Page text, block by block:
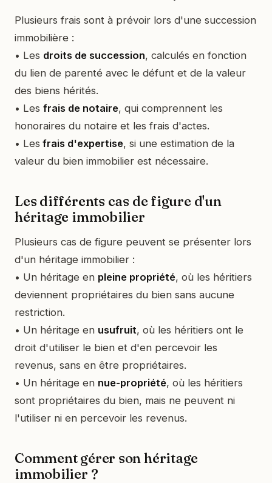
Plusieurs frais sont à prévoir lors d'une succession
immobilière :
• Les droits de succession, calculés en fonction
du lien de parenté avec le défunt et de la valeur
des biens hérités.
• Les frais de notaire, qui comprennent les
honoraires du notaire et les frais d'actes.
• Les frais d'expertise, si une estimation de la
valeur du bien immobilier est nécessaire.
Les différents cas de figure d'un
héritage immobilier
Plusieurs cas de figure peuvent se présenter lors
d'un héritage immobilier :
• Un héritage en pleine propriété, où les héritiers
deviennent propriétaires du bien sans aucune
restriction.
• Un héritage en usufruit, où les héritiers ont le
droit d'utiliser le bien et d'en percevoir les
revenus, sans en être propriétaires.
• Un héritage en nue-propriété, où les héritiers
sont propriétaires du bien, mais ne peuvent ni
l'utiliser ni en percevoir les revenus.
Comment gérer son héritage
immobilier ?